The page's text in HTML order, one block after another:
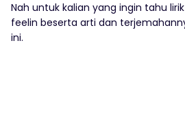
Nah untuk kalian yang ingin tahu
feelin beserta arti dan
ini.